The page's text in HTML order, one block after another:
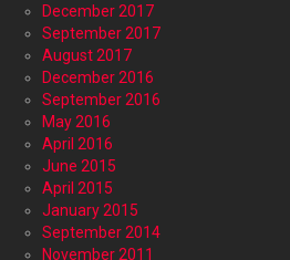
December 2017
September 2017
August 2017
December 2016
September 2016
May 2016
April 2016
June 2015
April 2015
January 2015
September 2014
November 2011